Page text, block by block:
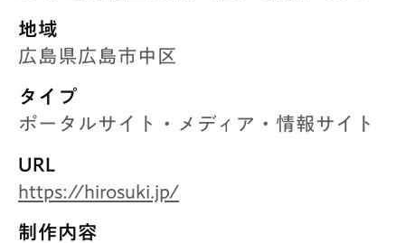
地域
広島県広島市中区
タイプ
ポータルサイト・メディア・情報サイト
URL
https://hirosuki.jp/
制作内容